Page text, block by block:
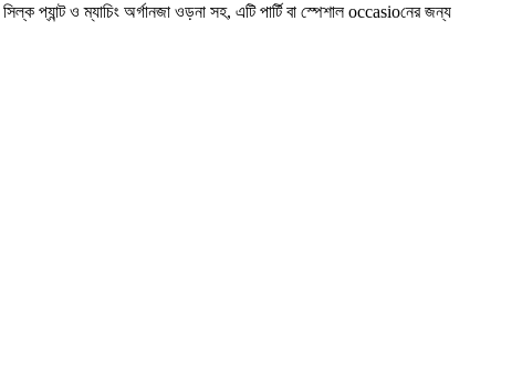
প্যান্ট ও ম্যাচিং অর্গানজা ওড়না সহ, এটি পার্টি বা স্পেশাল occasioনের জন্য